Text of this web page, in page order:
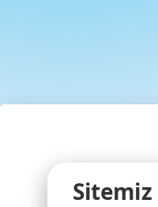
Sitemiz